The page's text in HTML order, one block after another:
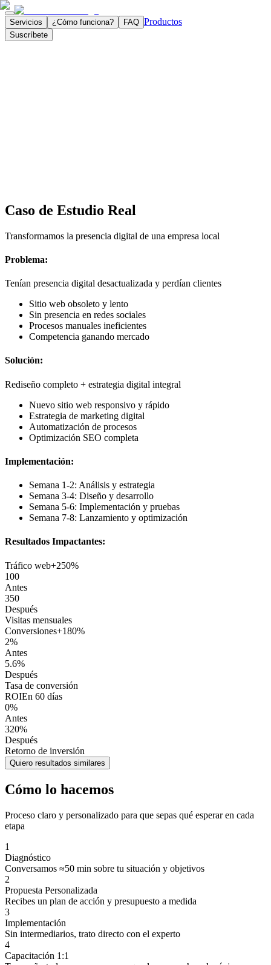
Servicios ¿Cómo funciona? FAQ Productos
Suscríbete
Caso de Estudio Real
Transformamos la presencia digital de una empresa local
Problema:
Tenían presencia digital desactualizada y perdían clientes
Sitio web obsoleto y lento
Sin presencia en redes sociales
Procesos manuales ineficientes
Competencia ganando mercado
Solución:
Rediseño completo + estrategia digital integral
Nuevo sitio web responsivo y rápido
Estrategia de marketing digital
Automatización de procesos
Optimización SEO completa
Implementación:
Semana 1-2: Análisis y estrategia
Semana 3-4: Diseño y desarrollo
Semana 5-6: Implementación y pruebas
Semana 7-8: Lanzamiento y optimización
Resultados Impactantes:
Tráfico web+250%
100
Antes
350
Después
Visitas mensuales
Conversiones+180%
2%
Antes
5.6%
Después
Tasa de conversión
ROIEn 60 días
0%
Antes
320%
Después
Retorno de inversión
Quiero resultados similares
Cómo lo hacemos
Proceso claro y personalizado para que sepas qué esperar en cada
etapa
1
Diagnóstico
Conversamos ≈50 min sobre tu situación y objetivos
2
Propuesta Personalizada
Recibes un plan de acción y presupuesto a medida
3
Implementación
Sin intermediarios, trato directo con el experto
4
Capacitación 1:1